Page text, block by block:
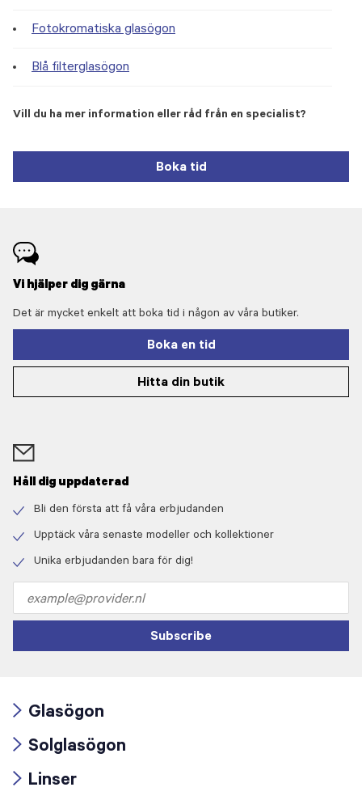
Fotokromatiska glasögon
Blå filterglasögon
Vill du ha mer information eller råd från en specialist?
Boka tid
Vi hjälper dig gärna
Det är mycket enkelt att boka tid i någon av våra butiker.
Boka en tid
Hitta din butik
Håll dig uppdaterad
icon
Bli den första att få våra erbjudanden
icon
Upptäck våra senaste modeller och kollektioner
Unika erbjudanden bara för dig!
address
Subscribe
icon
Glasögon
icon
Solglasögon
Linser